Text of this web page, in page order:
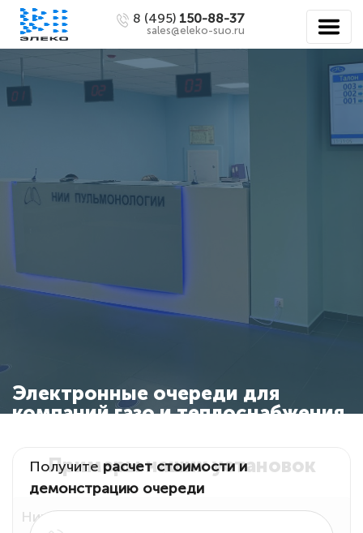
8 (495) 150-88-37
sales@eleko-suo.ru
Электронные очереди для
компаний газо и теплоснабжения
Получитерасчет стоимости и
демонстрацию очереди
Примеры наших установок
Нижегородэнергогазрасчет